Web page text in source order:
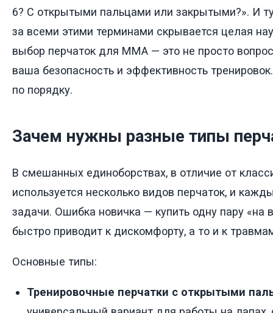
6? С открытыми пальцами или закрытыми?». И
за всеми этими терминами скрывается целая
выбор перчаток для ММА — это не просто
ваша безопасность и эффективность
по порядку.
Зачем нужны разные типы
В смешанных единоборствах, в отличие от
используется несколько видов перчаток, и
задачи. Ошибка новичка — купить одну пару «на
быстро приводит к дискомфорту, а то и к
Основные типы:
Тренировочные перчатки с открытыми